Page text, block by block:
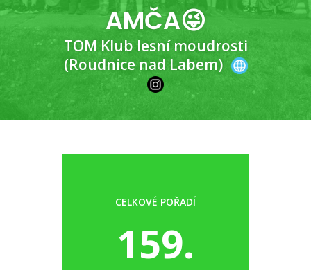
AMČA😜
TOM Klub lesní moudrosti
(Roudnice nad Labem)
CELKOVÉ POŘADÍ
159.